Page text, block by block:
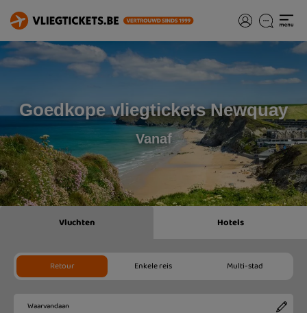
Goedkope vliegtickets Newquay
Vanaf